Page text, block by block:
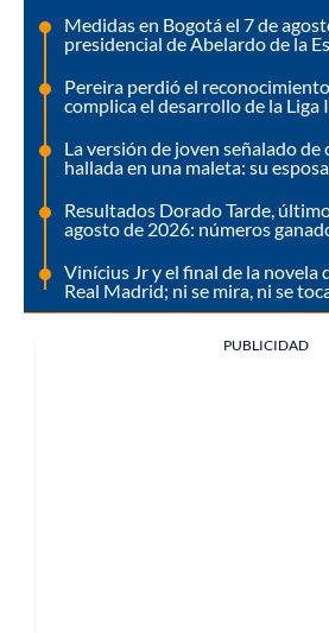
Medidas en Bogotá el 7 de
presidencial de Abelardo de la
Pereira perdió el
complica el desarrollo de la Liga
La versión de joven señalado de
hallada en una maleta: su
Resultados Dorado Tarde,
agosto de 2026: números
Vinícius Jr y el final de la novela
Real Madrid; ni se mira, ni se
PUBLICIDAD